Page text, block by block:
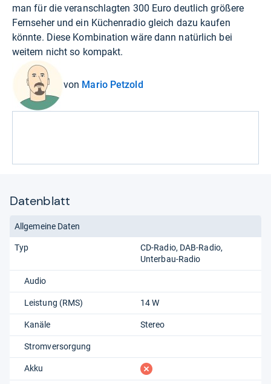
man für die veranschlagten 300 Euro deutlich größere
Fernseher und ein Küchenradio gleich dazu kaufen
könnte. Diese Kombination wäre dann natürlich bei
weitem nicht so kompakt.
von Mario Petzold
Datenblatt
Allgemeine Daten
Typ CD-Radio DAB-Radio
Unterbau-Radio
Audio
Leistung (RMS) 14 W
Kanäle Stereo
Stromversorgung
Akku fehlt